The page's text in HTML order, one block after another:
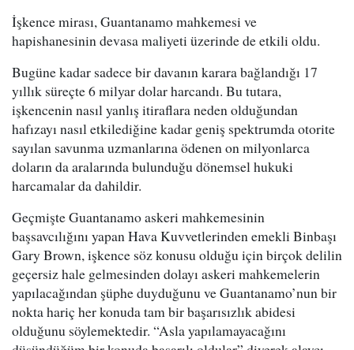
İşkence mirası, Guantanamo mahkemesi ve
hapishanesinin devasa maliyeti üzerinde de etkili oldu.
Bugüne kadar sadece bir davanın karara bağlandığı 17
yıllık süreçte 6 milyar dolar harcandı. Bu tutara,
işkencenin nasıl yanlış itiraflara neden olduğundan
hafızayı nasıl etkilediğine kadar geniş spektrumda otorite
sayılan savunma uzmanlarına ödenen on milyonlarca
doların da aralarında bulunduğu dönemsel hukuki
harcamalar da dahildir.
Geçmişte Guantanamo askeri mahkemesinin
başsavcılığını yapan Hava Kuvvetlerinden emekli Binbaşı
Gary Brown, işkence söz konusu olduğu için birçok delilin
geçersiz hale gelmesinden dolayı askeri mahkemelerin
yapılacağından şüphe duyduğunu ve Guantanamo’nun bir
nokta hariç her konuda tam bir başarısızlık abidesi
olduğunu söylemektedir. “Asla yapılamayacağını